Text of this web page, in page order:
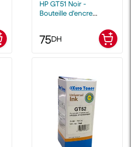
HP GT51 Noir -
Bouteille d'encre
75DH